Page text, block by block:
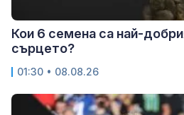
Кои 6 семена са най-
сърцето?
01:30 • 08.08.26